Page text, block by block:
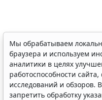
Президент РФ
зачета срока
самовольном
10 августа 2026 13:24
Мы обрабатываем
браузера и используем
аналитики в целях
работоспособности сайта,
исследований и обзоров.
запретить обработку